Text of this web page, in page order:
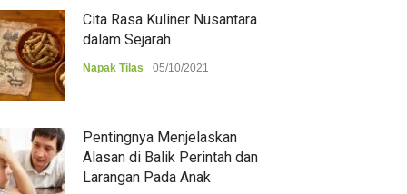
Cita Rasa Kuliner Nusantara
dalam Sejarah
Napak Tilas 05/10/2021
Pentingnya Menjelaskan
Alasan di Balik Perintah dan
Larangan Pada Anak